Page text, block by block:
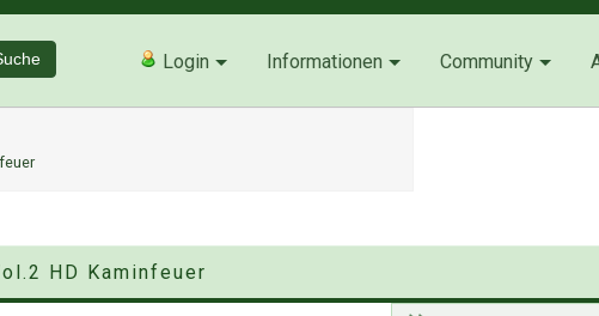
Login Informationen Community
HD Kaminfeuer